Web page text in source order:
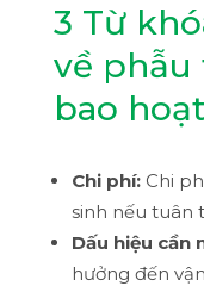
3 Từ
về phẫu
bao
Chi phí:Chi
sinh nếu tuân
Dấu hiệu cần
hưởng đến